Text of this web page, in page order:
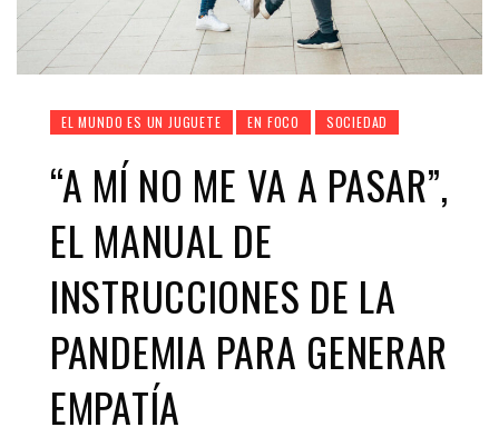
EL MUNDO ES UN JUGUETE EN FOCO SOCIEDAD
“A MÍ NO ME VA A PASAR”,
EL MANUAL DE
INSTRUCCIONES DE LA
PANDEMIA PARA GENERAR
EMPATÍA